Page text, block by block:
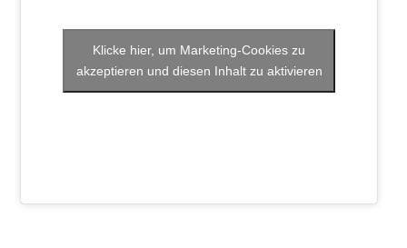
Klicke hier, um Marketing-Cookies zu
akzeptieren und diesen Inhalt zu aktivieren